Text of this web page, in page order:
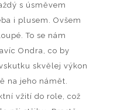
s úsměvem
i plusem. Ovšem
To se nám
Ondra, co by
skvělej výkon
na jeho námět.
vžití do role, což